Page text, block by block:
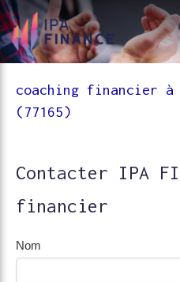
coaching financier à
(77165)
Contacter IPA
financier
Nom